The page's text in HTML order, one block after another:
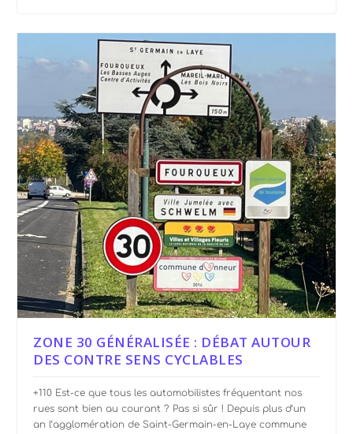
ZONE 30 GÉNÉRALISÉE : DÉBAT AUTOUR
DES CONTRE SENS CYCLABLES
+110 Est-ce que tous les automobilistes fréquentant nos
rues sont bien au courant ? Pas si sûr ! Depuis plus d’un
an l’agglomération de Saint-Germain-en-Laye commune